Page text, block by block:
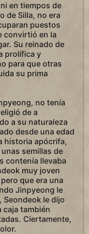
en tiempos de
de Silla, no era
puestos
convirtió en la
Su reinado de
prolífica y
para que otras
su prima
no tenía
de a
a su naturaleza
desde una edad
historia apócrifa,
semillas de
contenía llevaba
muy joven
que era una
Jinpyeong le
Seondeok le dijo
caja también
Ciertamente,